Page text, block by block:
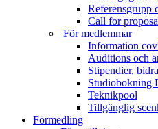
Referensgrupp
Call for
För medlemmar
Information
Auditions och
Stipendier,
Studiobokning
Teknikpool
Tillgänglig
Förmedling